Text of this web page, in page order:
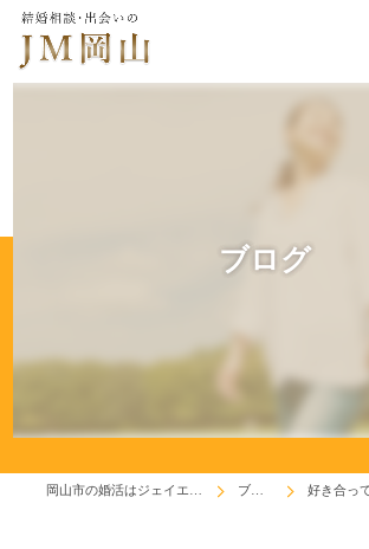
ブログ
ブログ 好き合って